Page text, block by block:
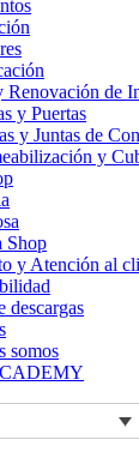
Renovación de
y Puertas
y Juntas de
y
Shop
y Atención al
descargas
somos